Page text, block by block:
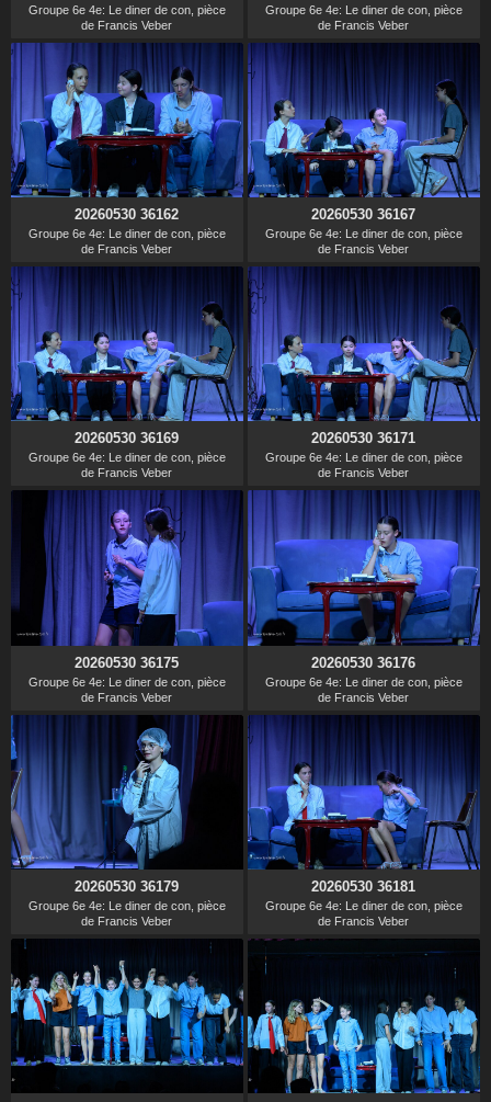
Groupe 6e 4e: Le diner de con, pièce
de Francis Veber
Groupe 6e 4e: Le diner de con, pièce
de Francis Veber
20260530 36162
Groupe 6e 4e: Le diner de con, pièce
de Francis Veber
20260530 36167
Groupe 6e 4e: Le diner de con, pièce
de Francis Veber
20260530 36169
Groupe 6e 4e: Le diner de con, pièce
de Francis Veber
20260530 36171
Groupe 6e 4e: Le diner de con, pièce
de Francis Veber
20260530 36175
Groupe 6e 4e: Le diner de con, pièce
de Francis Veber
20260530 36176
Groupe 6e 4e: Le diner de con, pièce
de Francis Veber
20260530 36179
Groupe 6e 4e: Le diner de con, pièce
de Francis Veber
20260530 36181
Groupe 6e 4e: Le diner de con, pièce
de Francis Veber